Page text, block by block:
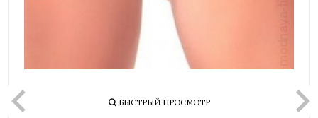
БЫСТРЫЙ ПРОСМОТР